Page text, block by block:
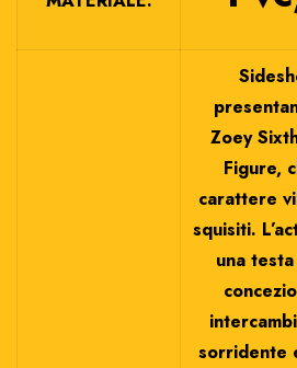
Zoey
Figure,
carattere
squisiti.
una
sorridente